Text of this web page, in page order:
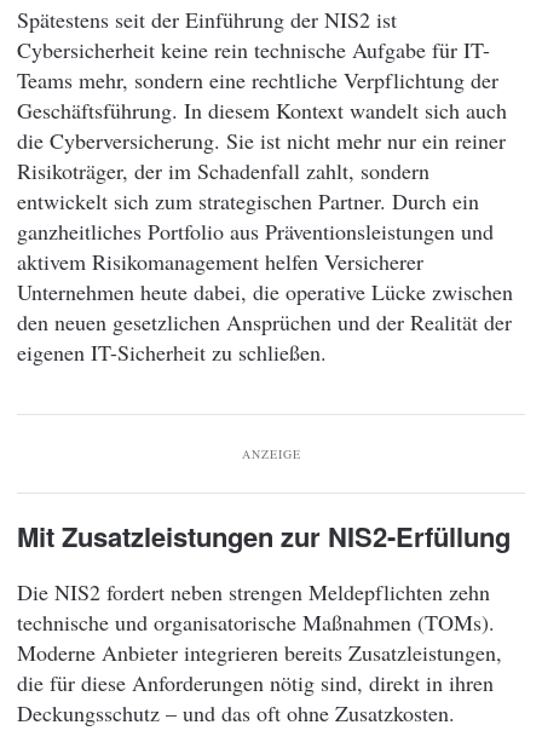
Spätestens seit der Einführung der NIS2 ist
Cybersicherheit keine rein technische Aufgabe für IT-
Teams mehr, sondern eine rechtliche Verpflichtung der
Geschäftsführung. In diesem Kontext wandelt sich auch
die Cyberversicherung. Sie ist nicht mehr nur ein reiner
Risikoträger, der im Schadenfall zahlt, sondern
entwickelt sich zum strategischen Partner. Durch ein
ganzheitliches Portfolio aus Präventionsleistungen und
aktivem Risikomanagement helfen Versicherer
Unternehmen heute dabei, die operative Lücke zwischen
den neuen gesetzlichen Ansprüchen und der Realität der
eigenen IT-Sicherheit zu schließen.
ANZEIGE
Mit Zusatzleistungen zur NIS2-Erfüllung
Die NIS2 fordert neben strengen Meldepflichten zehn
technische und organisatorische Maßnahmen (TOMs).
Moderne Anbieter integrieren bereits Zusatzleistungen,
die für diese Anforderungen nötig sind, direkt in ihren
Deckungsschutz – und das oft ohne Zusatzkosten.